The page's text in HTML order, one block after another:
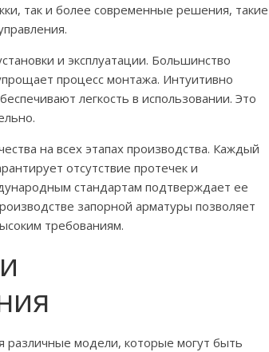
так и более современные решения, такие
и эксплуатации. Большинство
процесс монтажа. Интуитивно
легкость в использовании. Это
на всех этапах производства. Каждый
отсутствие протечек и
стандартам подтверждает ее
запорной арматуры позволяет
требованиям.
различные модели, которые могут быть